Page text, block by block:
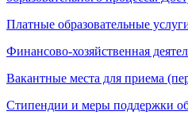
Платные образовательные
Финансово-хозяйственная
Вакантные места для приема
Стипендии и меры поддержки